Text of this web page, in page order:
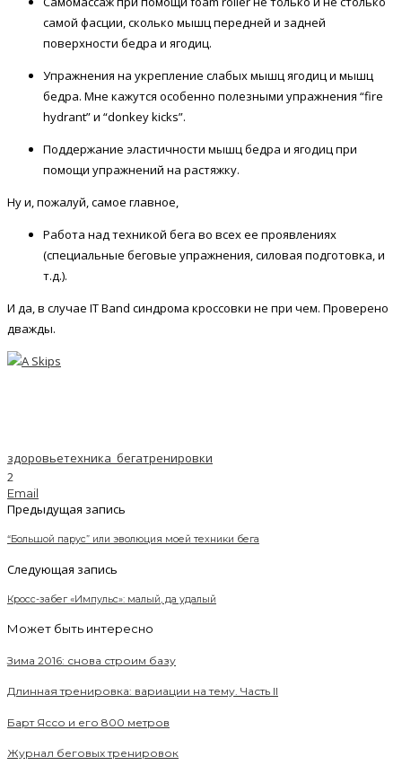
самой фасции, сколько мышц передней и задней
поверхности бедра и ягодиц.
Упражнения на укрепление слабых мышц ягодиц и мышц
бедра. Мне кажутся особенно полезными упражнения “fire
hydrant” и “donkey kicks”.
Поддержание эластичности мышц бедра и ягодиц при
помощи упражнений на растяжку.
Ну и, пожалуй, самое главное,
Работа над техникой бега во всех ее проявлениях
(специальные беговые упражнения, силовая подготовка, и
т.д.).
И да, в случае IT Band синдрома кроссовки не при чем. Проверено
дважды.
здоровьетехника_бегатренировки
2
Email
Предыдущая запись
“Большой парус” или эволюция моей техники бега
Следующая запись
Кросс-забег «Импульс»: малый, да удалый
Может быть интересно
Зима 2016: снова строим базу
Длинная тренировка: вариации на тему. Часть II
Барт Яссо и его 800 метров
Журнал беговых тренировок